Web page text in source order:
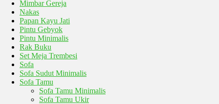
Mimbar Gereja
Nakas
Papan Kayu Jati
Pintu Gebyok
Pintu Minimalis
Rak Buku
Set Meja Trembesi
Sofa
Sofa Sudut Minimalis
Sofa Tamu
Sofa Tamu Minimalis
Sofa Tamu Ukir